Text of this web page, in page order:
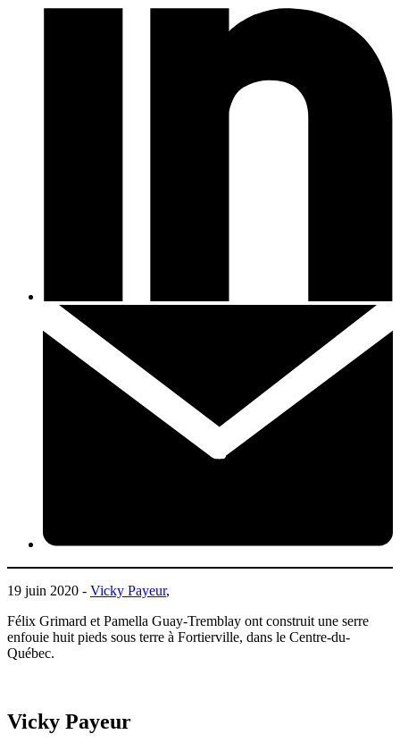
19 juin 2020 - Vicky Payeur,
Félix Grimard et Pamella Guay-Tremblay ont construit une serre
enfouie huit pieds sous terre à Fortierville, dans le Centre-du-
Québec.
Vicky Payeur